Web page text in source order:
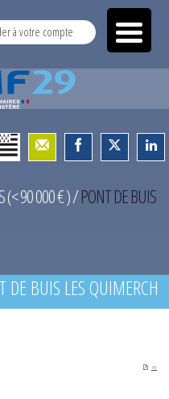
à votre compte
(< 90 000 € )/PONT DE BUIS
BUIS LES QUIMERCH
PDF